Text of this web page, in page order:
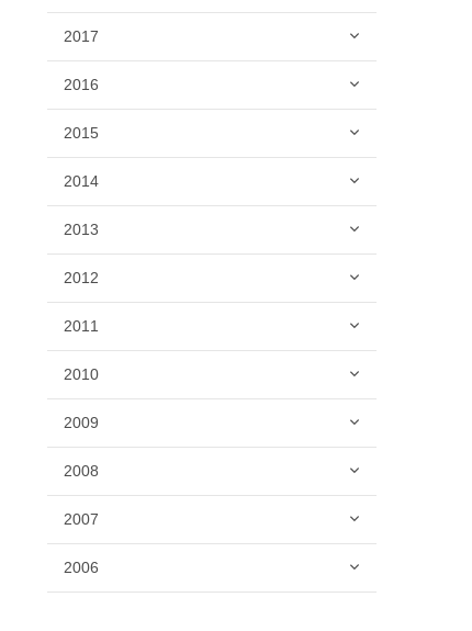
2017
2016
2015
2014
2013
2012
2011
2010
2009
2008
2007
2006